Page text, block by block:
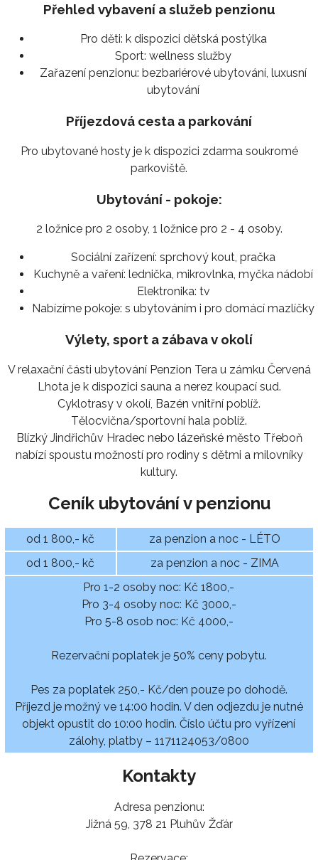
Přehled vybavení a služeb penzionu
Pro děti: k dispozici dětská postýlka
Sport: wellness služby
Zařazení penzionu: bezbariérové ubytování, luxusní
ubytování
Příjezdová cesta a parkování
Pro ubytované hosty je k dispozici zdarma soukromé
parkoviště.
Ubytování - pokoje:
2 ložnice pro 2 osoby, 1 ložnice pro 2 - 4 osoby.
Sociální zařízení: sprchový kout, pračka
Kuchyně a vaření: lednička, mikrovlnka, myčka nádobí
Elektronika: tv
Nabízíme pokoje: s ubytováním i pro domácí mazlíčky
Výlety, sport a zábava v okolí
V relaxační části ubytování Penzion Tera u zámku Červená
Lhota je k dispozici sauna a nerez koupací sud.
Cyklotrasy v okolí, Bazén vnitřní poblíž.
Tělocvična/sportovní hala poblíž.
Blízký Jindřichův Hradec nebo lázeňské město Třeboň
nabízí spoustu možností pro rodiny s dětmi a milovníky
kultury.
Ceník ubytování v penzionu
od 1 800,- kč
za penzion a noc - LÉTO
od 1 800,- kč
za penzion a noc - ZIMA
Pro 1-2 osoby noc: Kč 1800,-
Pro 3-4 osoby noc: Kč 3000,-
Pro 5-8 osob noc: Kč 4000,-
Rezervační poplatek je 50% ceny pobytu.
Pes za poplatek 250,- Kč/den pouze po dohodě.
Příjezd je možný ve 14:00 hodin. V den odjezdu je nutné
objekt opustit do 10:00 hodin. Číslo účtu pro vyřízení
zálohy, platby – 1171124053/0800
Kontakty
Adresa penzionu:
Jižná 59, 378 21 Pluhův Žďár